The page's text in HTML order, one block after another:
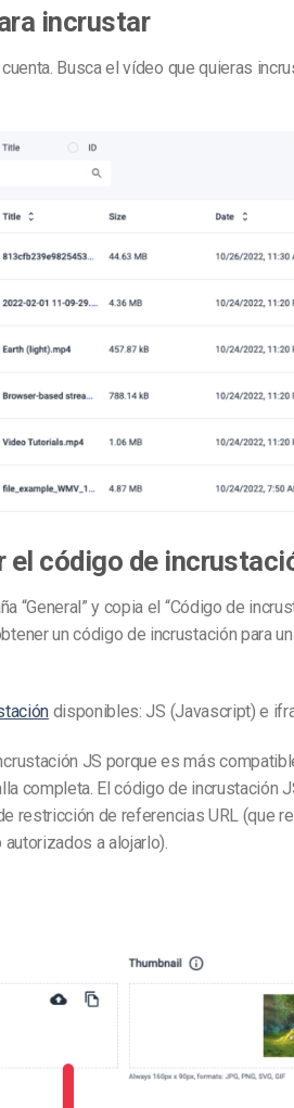
incrustar
cuenta. Busca el vídeo que quieras
el código de
“General” y copia el “Código de
un código de incrustación para
disponibles: JS (Javascript) e
JS porque es más
completa. El código de incrustación
restricción de referencias URL (que
a alojarlo).